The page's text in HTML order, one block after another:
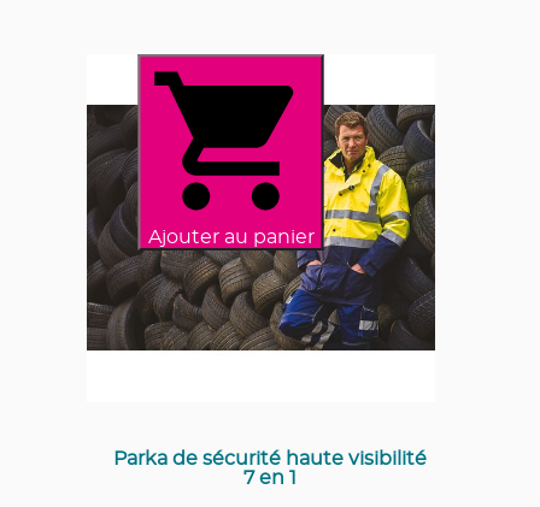
Ajouter au panier
Parka de sécurité haute visibilité
7 en 1